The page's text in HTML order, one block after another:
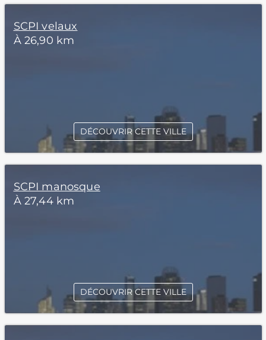
SCPI velaux
À 26,90 km
DÉCOUVRIR CETTE VILLE
SCPI manosque
À 27,44 km
DÉCOUVRIR CETTE VILLE